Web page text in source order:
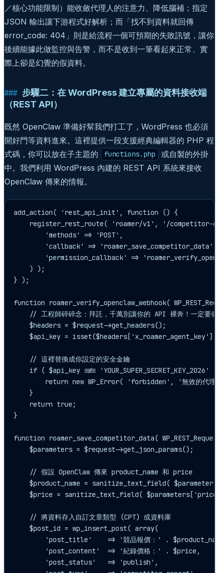
／核心功能限制）能收斂代理人的注意力、降低腦補；指定
JSON 輸出讓下游程式好解析；而「找不到資料就回傳
error_code: 404」則是給流程一個可預期的失敗訊號，讓你
後續能據此做監控與告警，而不是收到一筆看起來正常、實
際上卻是幻覺的假資料。
步驟二：在 WordPress 建立專屬的資料接收端
（REST API）
既然 OpenClaw 準備好幫我們打工了，WordPress 也必須
開好門等資料進來。這裡提供一段支援經典編輯器的 PHP 程
式碼，你可以放在子主題的
functions.php
或自製的外掛
中。我們利用 WordPress 內建的 REST API 系統來接收
OpenClaw 傳來的情報。
add_action( 'rest_api_init', function () {
register_rest_route( 'roamer/v1', '/competitor-
        'methods' => 'POST',
        'callback' => 'roamer_save_competitor_data',
'permission_callback' =>
    ) );
} );
function roamer_verify_openclaw_webhook(
// 工程師碎碎念：拜託，千萬別讓你的 API 裸奔！一定要
    $headers = $request->get_headers();
$api_key =
    // 這裡替換成你設定的安全金鑰
if ( $api_key !== 'YOUR_SUPER_SECRET_KEY_2026' )
return new WP_Error( 'forbidden', '無效的代
    }
    return true;
}
function roamer_save_competitor_data(
    $parameters = $request->get_json_params();
    // 假設 OpenClaw 傳來 product_name 和 price
$product_name = sanitize_text_field(
$price = sanitize_text_field(
    // 將資料存入自訂文章類型 (CPT) 或資料庫
    $post_id = wp_insert_post( array(
'post_title'    => '競品報價：' .
        'post_content'  => '紀錄價格：' . $price,
        'post_status'   => 'publish',